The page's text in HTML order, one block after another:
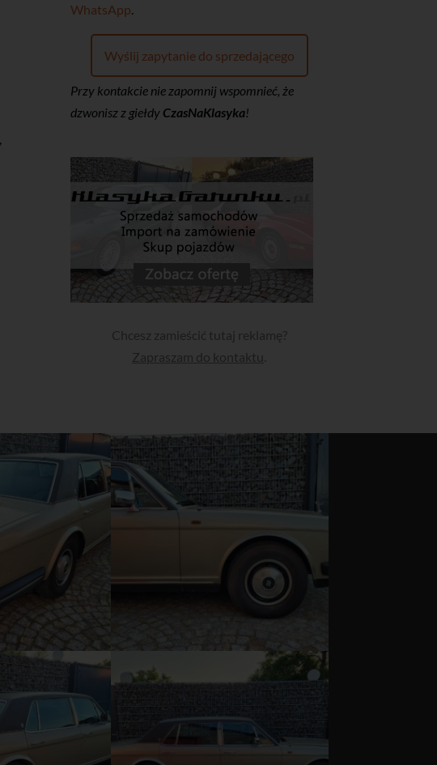
WhatsApp.
Wyślij zapytanie do sprzedającego
Przy kontakcie nie zapomnij wspomnieć, że
dzwonisz z giełdy CzasNaKlasyka!
Chcesz zamieścić tutaj reklamę?
Zapraszam do kontaktu